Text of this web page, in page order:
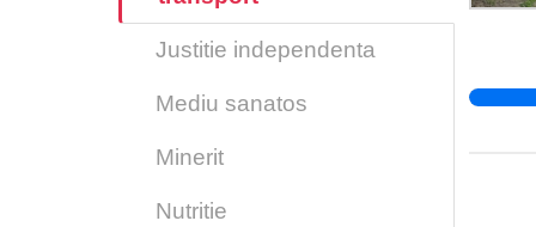
Justitie independenta
Mediu sanatos
Minerit
Nutritie